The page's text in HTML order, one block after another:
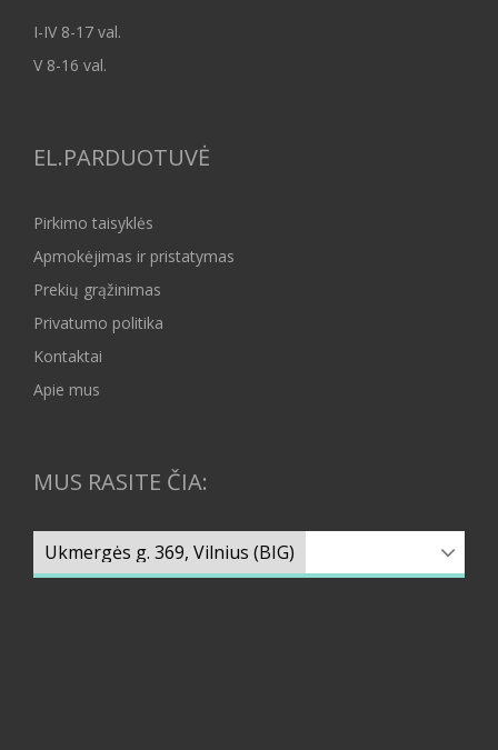
I-IV 8-17 val.
V 8-16 val.
EL.PARDUOTUVĖ
Pirkimo taisyklės
Apmokėjimas ir pristatymas
Prekių grąžinimas
Privatumo politika
Kontaktai
Apie mus
MUS RASITE ČIA: